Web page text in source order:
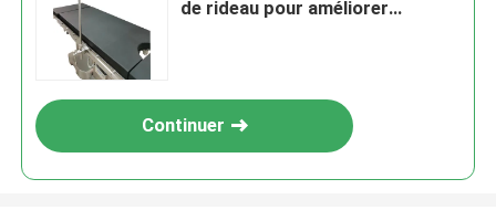
de rideau pour améliorer
Continuer